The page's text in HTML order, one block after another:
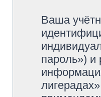
Ваша
пароль»)